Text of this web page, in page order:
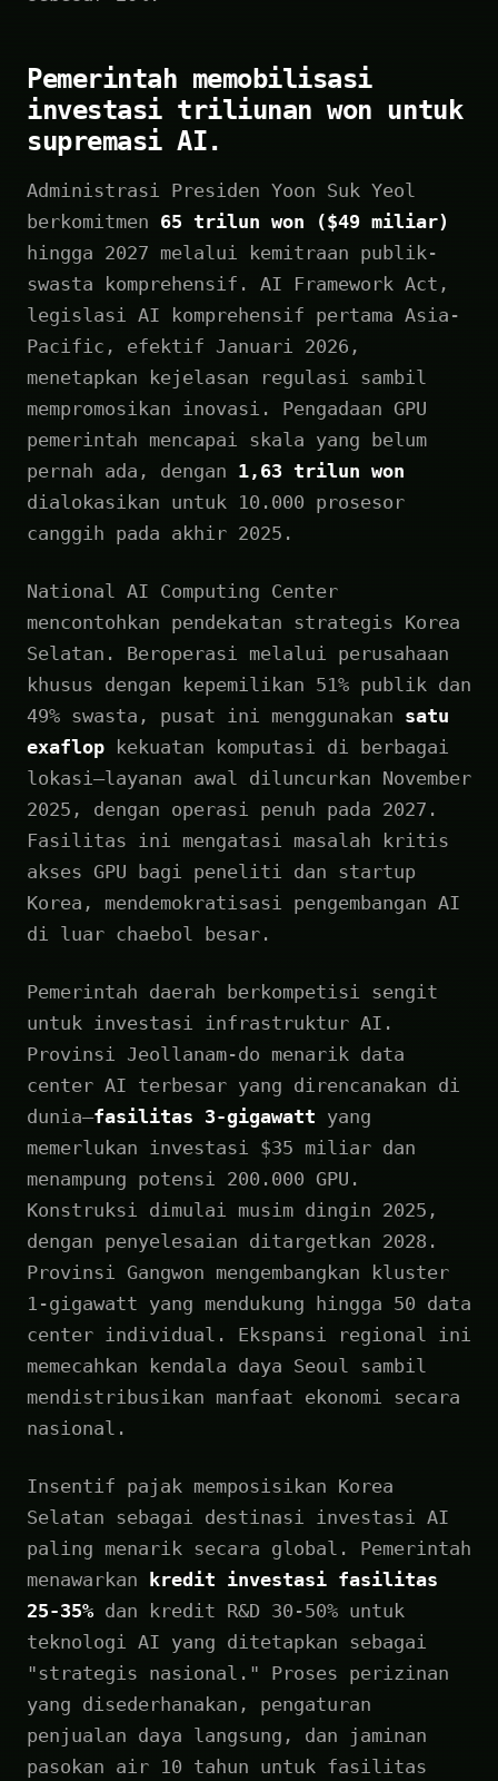
Pemerintah memobilisasi
investasi triliunan won untuk
supremasi AI.
Administrasi Presiden Yoon Suk Yeol
berkomitmen 65 trilun won ($49 miliar)
hingga 2027 melalui kemitraan publik-
swasta komprehensif. AI Framework Act,
legislasi AI komprehensif pertama Asia-
Pacific, efektif Januari 2026,
menetapkan kejelasan regulasi sambil
mempromosikan inovasi. Pengadaan GPU
pemerintah mencapai skala yang belum
pernah ada, dengan 1,63 trilun won
dialokasikan untuk 10.000 prosesor
canggih pada akhir 2025.
National AI Computing Center
mencontohkan pendekatan strategis Korea
Selatan. Beroperasi melalui perusahaan
khusus dengan kepemilikan 51% publik dan
49% swasta, pusat ini menggunakan satu
exaflop kekuatan komputasi di berbagai
lokasi—layanan awal diluncurkan November
2025, dengan operasi penuh pada 2027.
Fasilitas ini mengatasi masalah kritis
akses GPU bagi peneliti dan startup
Korea, mendemokratisasi pengembangan AI
di luar chaebol besar.
Pemerintah daerah berkompetisi sengit
untuk investasi infrastruktur AI.
Provinsi Jeollanam-do menarik data
center AI terbesar yang direncanakan di
dunia—fasilitas 3-gigawatt yang
memerlukan investasi $35 miliar dan
menampung potensi 200.000 GPU.
Konstruksi dimulai musim dingin 2025,
dengan penyelesaian ditargetkan 2028.
Provinsi Gangwon mengembangkan kluster
1-gigawatt yang mendukung hingga 50 data
center individual. Ekspansi regional ini
memecahkan kendala daya Seoul sambil
mendistribusikan manfaat ekonomi secara
nasional.
Insentif pajak memposisikan Korea
Selatan sebagai destinasi investasi AI
paling menarik secara global. Pemerintah
menawarkan kredit investasi fasilitas
25-35% dan kredit R&D 30-50% untuk
teknologi AI yang ditetapkan sebagai
"strategis nasional." Proses perizinan
yang disederhanakan, pengaturan
penjualan daya langsung, dan jaminan
pasokan air 10 tahun untuk fasilitas